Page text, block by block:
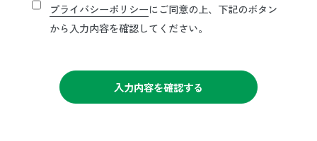
プライバシーポリシーにご同意の上、下記のボタン
から入力内容を確認してください。
入力内容を確認する